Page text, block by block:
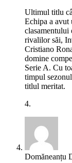
Ultimul titlu
Echipa a avut
clasamentului
rivalilor săi,
Cristiano
domine
Serie A. Cu
timpul
titlul meritat.
4.
Domăneanțu